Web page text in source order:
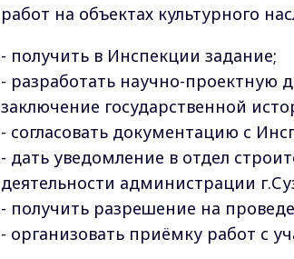
работ на объектах культурного
- получить в Инспекции задание;
- разработать научно-проектную
заключение государственной
- согласовать документацию с
- дать уведомление в отдел
деятельности администрации
- получить разрешение на
- организовать приёмку работ с